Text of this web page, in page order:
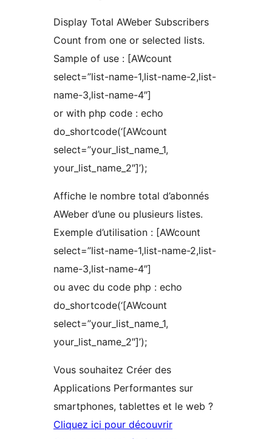
Display Total AWeber Subscribers
Count from one or selected lists.
Sample of use : [AWcount
select=”list-name-1,list-name-2,list-
name-3,list-name-4″]
or with php code : echo
do_shortcode(‘[AWcount
select=”your_list_name_1,
your_list_name_2″]’);
Affiche le nombre total d’abonnés
AWeber d’une ou plusieurs listes.
Exemple d’utilisation : [AWcount
select=”list-name-1,list-name-2,list-
name-3,list-name-4″]
ou avec du code php : echo
do_shortcode(‘[AWcount
select=”your_list_name_1,
your_list_name_2″]’);
Vous souhaitez Créer des
Applications Performantes sur
smartphones, tablettes et le web ?
Cliquez ici pour découvrir